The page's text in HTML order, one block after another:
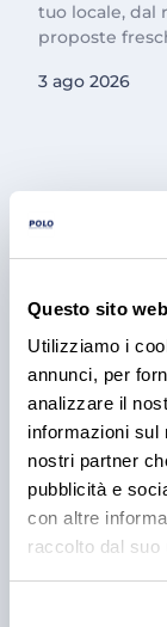
Questo sito
Utilizziamo i
annunci, per
analizzare il
informazioni sul
nostri partner
pubblicità e
con altre
raccolto dal suo
tuo locale, dal
proposte
3 ago 2026
PRODOTTI
Cantina
Cantina Valle
bianchi di